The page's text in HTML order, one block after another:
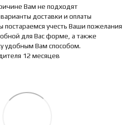
Вам не подходят
доставки и оплаты
постараемся учесть Ваши пожелания
для Вас форме, а также
удобным Вам способом.
12 месяцев